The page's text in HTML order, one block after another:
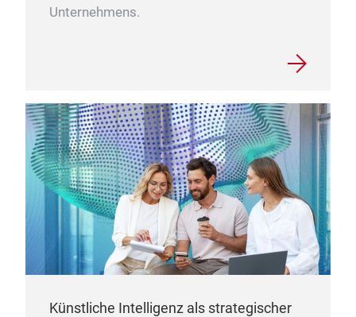
Unternehmens.
Künstliche Intelligenz als strategischer